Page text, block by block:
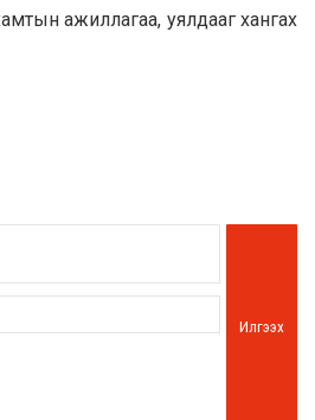
ажиллагаа, уялдааг хангах
Илгээх